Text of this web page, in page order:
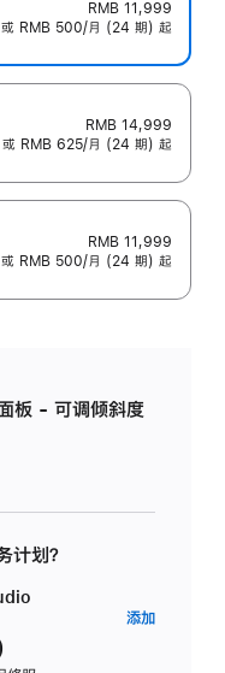
RMB 11,999
或 RMB 500/月 (24 期) 起
RMB 14,999
或 RMB 625/月 (24 期) 起
RMB 11,999
或 RMB 500/月 (24 期) 起
- 可调倾斜度
划？
添加